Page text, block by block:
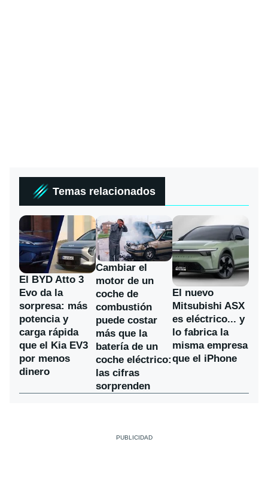
Temas relacionados
El BYD Atto 3
Evo da la
sorpresa: más
potencia y
carga rápida
que el Kia EV3
por menos
dinero
Cambiar el
motor de un
coche de
combustión
puede costar
más que la
batería de un
coche eléctrico:
las cifras
sorprenden
El nuevo
Mitsubishi ASX
es eléctrico... y
lo fabrica la
misma empresa
que el iPhone